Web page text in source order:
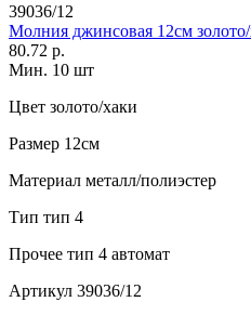
39036/12
Молния джинсовая 12см
80.72 р.
Мин. 10 шт
Цвет золото/хаки
Размер 12см
Материал металл/полиэстер
Тип тип 4
Прочее тип 4 автомат
Артикул 39036/12